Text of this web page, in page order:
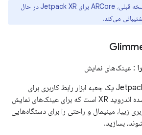
برخلاف نسخه قبلی، ARCore برای Jetpack XR در حال
: عینک‌های نمایش
Jetpack Compose Glimmer یک جعبه ابزار رابط کاربری برای
ساخت تجربیات تقویت‌شده اندروید XR است که برای عینک‌های نمایش
زیبا، مینیمال و راحتی را برای دستگاه‌هایی
بسازید.